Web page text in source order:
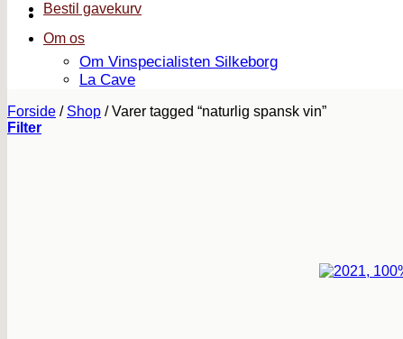
Bestil gavekurv
Om os
Om Vinspecialisten Silkeborg
La Cave
Forside / Shop /Varer tagged “naturlig spansk vin”
Filter